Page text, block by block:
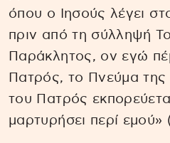
όπου ο Ιησούς λέγει
πριν από τη σύλληψή
Παράκλητος, ον εγώ
Πατρός, το Πνεύμα
του Πατρός
μαρτυρήσει περί εμού»